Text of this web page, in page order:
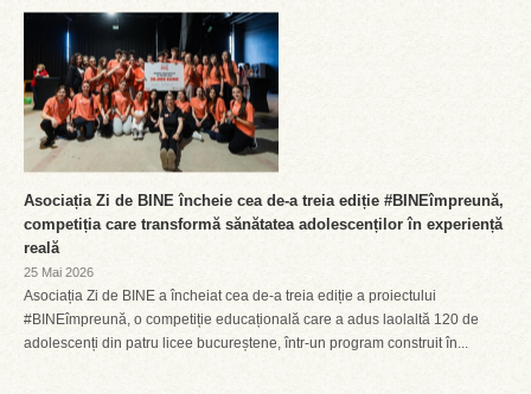
Asociația Zi de BINE încheie cea de-a treia ediție #BINEîmpreună,
competiția care transformă sănătatea adolescenților în experiență
reală
25 Mai 2026
Asociația Zi de BINE a încheiat cea de-a treia ediție a proiectului
#BINEîmpreună, o competiție educațională care a adus laolaltă 120 de
adolescenți din patru licee bucureștene, într-un program construit în...